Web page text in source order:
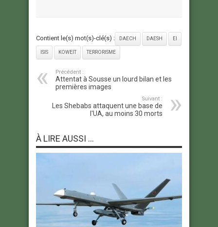
Contient le(s) mot(s)-clé(s) : DAECH DAESH EI
ISIS KOWEIT TERRORISME
Précédent :
Attentat à Sousse un lourd bilan et les
premières images
Suivant :
Les Shebabs attaquent une base de
l'UA, au moins 30 morts
À LIRE AUSSI ...